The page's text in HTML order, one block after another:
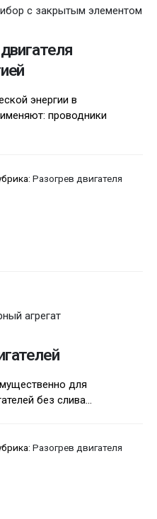
энергии в
проводники
Разогрев двигателя
для
без слива...
Разогрев двигателя